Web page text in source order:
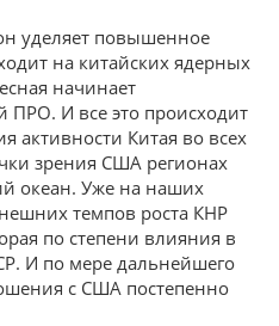
уделяет повышенное
на китайских ядерных
начинает
ПРО. И все это происходит
активности Китая во всех
зрения США регионах
океан. Уже на наших
темпов роста КНР
по степени влияния в
И по мере дальнейшего
с США постепенно